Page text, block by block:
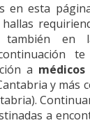
en esta
en
a
y más
a